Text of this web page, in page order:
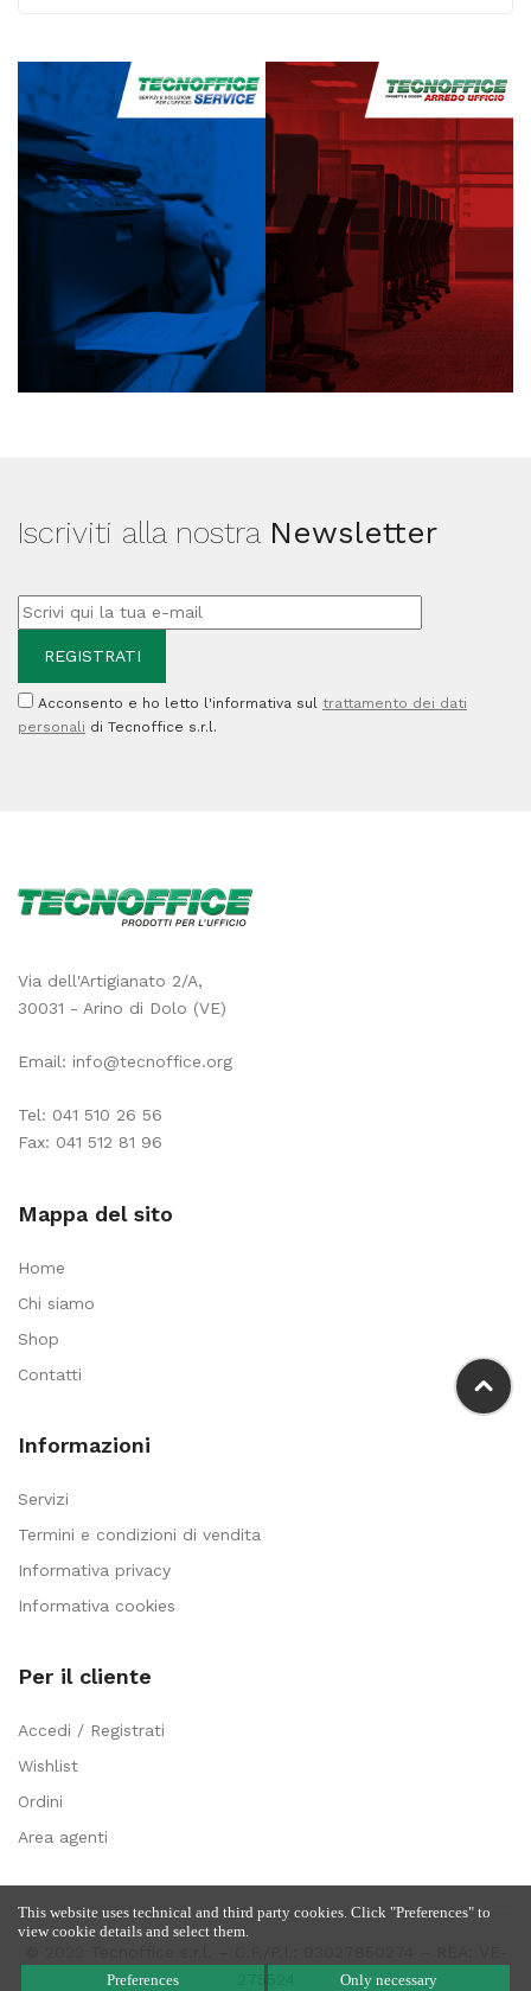
Iscriviti alla nostra Newsletter
Acconsento e ho letto l'informativa sul trattamento dei dati
personali di Tecnoffice s.r.l.
Via dell'Artigianato 2/A,
30031 - Arino di Dolo (VE)
Email: info@tecnoffice.org
Tel: 041 510 26 56
Fax: 041 512 81 96
Mappa del sito
Home
Chi siamo
Shop
Contatti
Informazioni
Servizi
Termini e condizioni di vendita
Informativa privacy
Informativa cookies
Per il cliente
Accedi / Registrati
Wishlist
Ordini
Area agenti
This website uses technical and third party cookies. Click "Preferences" to
view cookie details and select them.
Preferences Only necessary